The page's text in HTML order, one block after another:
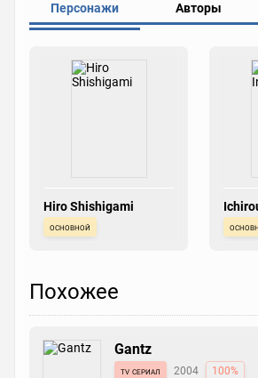
Персонажи Авторы
Hiro Shishigami
основной
Похожее
Gantz
tv сериал 2004 100%